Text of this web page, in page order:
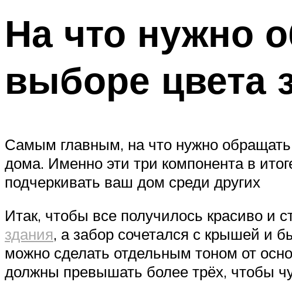
На что нужно
выборе цвета
Самым главным, на что нужно
дома. Именно эти три компонента в
подчеркивать ваш дом среди других
Итак, чтобы все получилось красиво и
здания, а забор сочетался с крышей и
можно сделать отдельным тоном от
должны превышать более трёх, чтобы